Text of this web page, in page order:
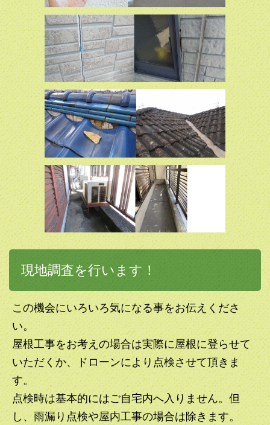
現地調査を行います！
この機会にいろいろ気になる事をお伝えくださ
い。
屋根工事をお考えの場合は実際に屋根に登らせて
いただくか、ドローンにより点検させて頂きま
す。
点検時は基本的にはご自宅内へ入りません。但
し、雨漏り点検や屋内工事の場合は除きます。